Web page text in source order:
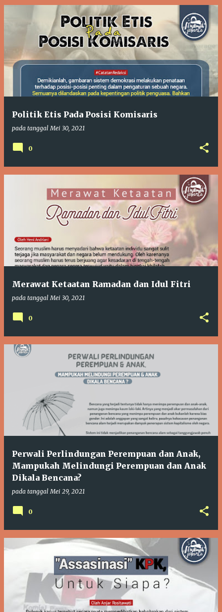
Politik Etis Pada Posisi Komisaris
pada tanggalMei 30, 2021
0
Merawat Ketaatan Ramadan dan Idul Fitri
pada tanggalMei 30, 2021
0
Perwali Perlindungan Perempuan dan Anak,
Mampukah Melindungi Perempuan dan Anak
Dikala Bencana?
pada tanggalMei 29, 2021
0